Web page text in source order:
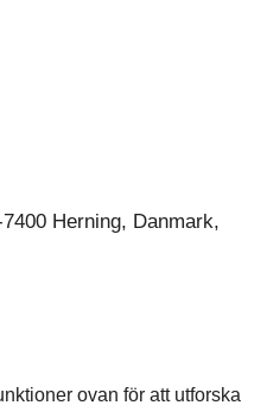
Herning, Danmark,
ovan för att utforska